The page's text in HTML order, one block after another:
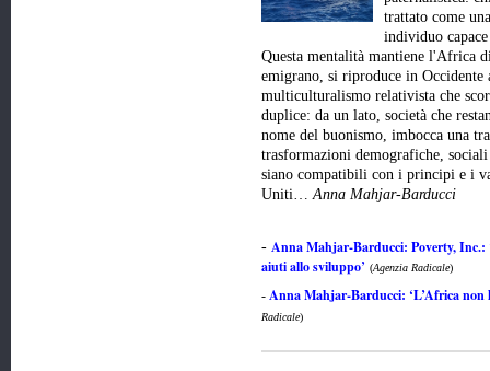
trattato come
individuo
Questa mentalità mantiene l'Africa
emigrano, si riproduce in Occidente
multiculturalismo relativista che
duplice: da un lato, società che
nome del buonismo, imbocca una
trasformazioni demografiche,
siano compatibili con i principi e i
Uniti…Anna Mahjar-Barducci
- Anna Mahjar-Barducci: Poverty, Inc.:
aiuti allo sviluppo’ (Agenzia Radicale)
- Anna Mahjar-Barducci: ‘L’Africa
Radicale)